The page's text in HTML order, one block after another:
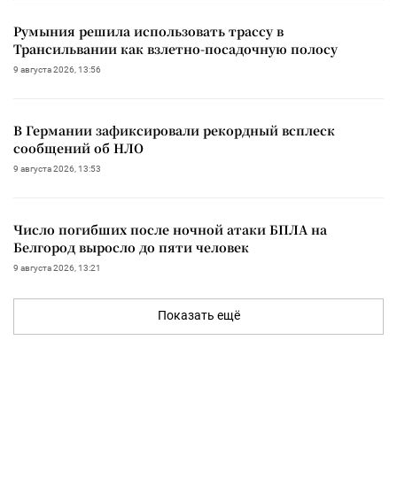
Румыния решила использовать трассу в
Трансильвании как взлетно-посадочную полосу
9 августа 2026, 13:56
В Германии зафиксировали рекордный всплеск
сообщений об НЛО
9 августа 2026, 13:53
Число погибших после ночной атаки БПЛА на
Белгород выросло до пяти человек
9 августа 2026, 13:21
Показать ещё